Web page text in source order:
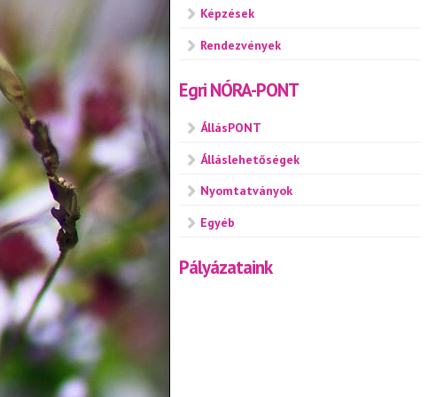
Képzések
Rendezvények
Egri NÓRA-PONT
ÁllásPONT
Álláslehetőségek
Nyomtatványok
Egyéb
Pályázataink